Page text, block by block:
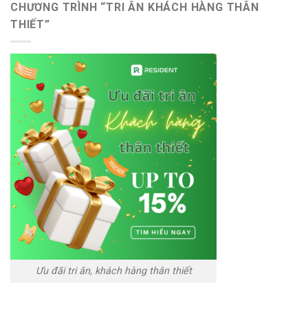
CHƯƠNG TRÌNH “TRI ÂN KHÁCH HÀNG THÂN
THIẾT”
Ưu đãi tri ân, khách hàng thân thiết